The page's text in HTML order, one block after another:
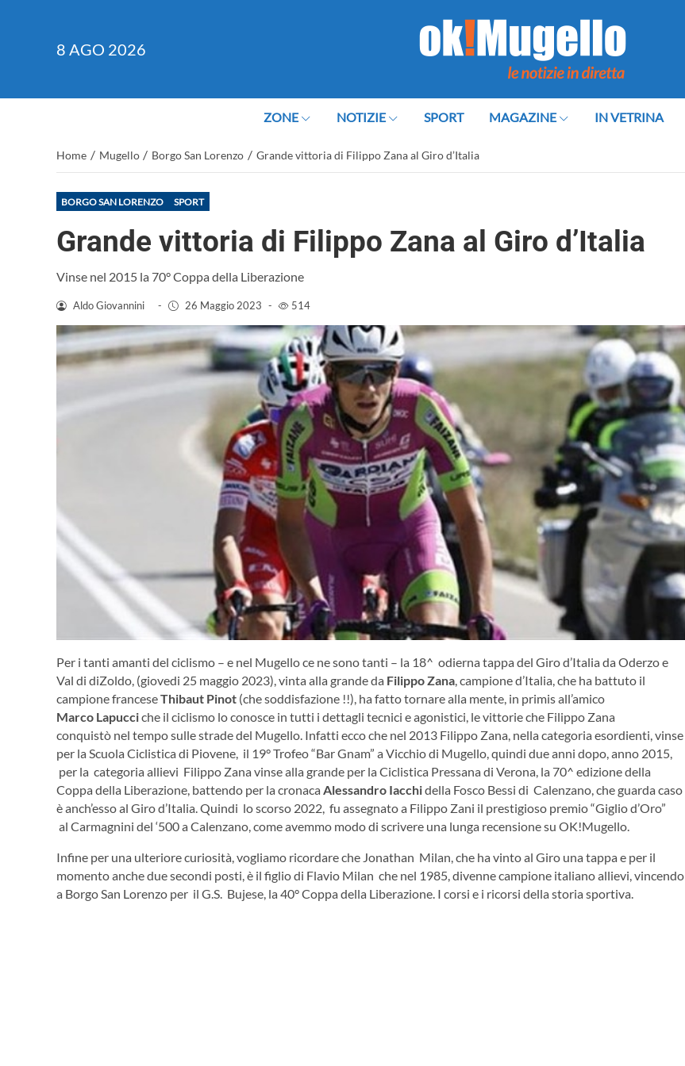
8 AGO 2026
ZONE NOTIZIE SPORT MAGAZINE IN VETRINA
Home / Mugello / Borgo San Lorenzo / Grande vittoria di Filippo Zana al Giro d’Italia
BORGO SAN LORENZO SPORT
Grande vittoria di Filippo Zana al Giro d’Italia
Vinse nel 2015 la 70° Coppa della Liberazione
Aldo Giovannini - 26 Maggio 2023 - 514
Per i tanti amanti del ciclismo – e nel Mugello ce ne sono tanti – la 18^ odierna tappa del Giro d’Italia da Oderzo e
Val di diZoldo, (giovedi 25 maggio 2023), vinta alla grande da Filippo Zana , campione d’Italia, che ha battuto il
campione franceseThibaut Pinot (che soddisfazione !!), ha fatto tornare alla mente, in primis all’amico
Marco Lapucciche il ciclismo lo conosce in tutti i dettagli tecnici e agonistici, le vittorie che Filippo Zana
conquistò nel tempo sulle strade del Mugello. Infatti ecco che nel 2013 Filippo Zana, nella categoria esordienti, vinse
per la Scuola Ciclistica di Piovene, il 19° Trofeo “Bar Gnam” a Vicchio di Mugello, quindi due anni dopo, anno 2015,
per la categoria allievi Filippo Zana vinse alla grande per la Ciclistica Pressana di Verona, la 70^ edizione della
Coppa della Liberazione, battendo per la cronaca Alessandro Iacchidella Fosco Bessi di Calenzano, che guarda caso
è anch’esso al Giro d’Italia. Quindi lo scorso 2022, fu assegnato a Filippo Zani il prestigioso premio “Giglio d’Oro”
al Carmagnini del ‘500 a Calenzano, come avemmo modo di scrivere una lunga recensione su OK!Mugello.
Infine per una ulteriore curiosità, vogliamo ricordare che Jonathan Milan, che ha vinto al Giro una tappa e per il
momento anche due secondi posti, è il figlio di Flavio Milan che nel 1985, divenne campione italiano allievi, vincendo
a Borgo San Lorenzo per il G.S. Bujese, la 40° Coppa della Liberazione. I corsi e i ricorsi della storia sportiva.